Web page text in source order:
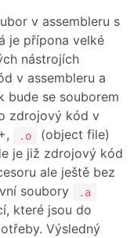
v assembleru s
je přípona velké
nástrojích
v assembleru a
bude se souborem
zdrojový kód v
.o
(object file)
je již zdrojový kód
ale ještě bez
soubory
.a
které jsou do
Výsledný